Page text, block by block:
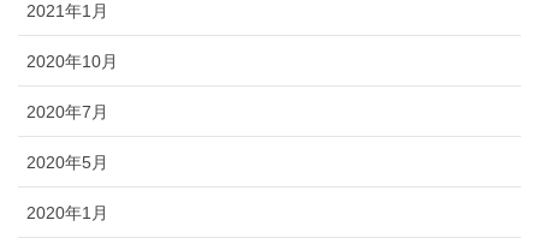
2021年1月
2020年10月
2020年7月
2020年5月
2020年1月